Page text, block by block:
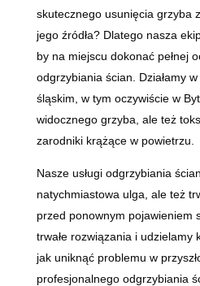
skutecznego usunięcia grzyba
jego źródła? Dlatego nasza
by na miejscu dokonać pełnej
odgrzybiania ścian. Działamy
śląskim, w tym oczywiście w
widocznego grzyba, ale też
zarodniki krążące w powietrzu.
Nasze usługi odgrzybiania
natychmiastowa ulga, ale też
przed ponownym pojawieniem
trwałe rozwiązania i udzielamy
jak uniknąć problemu w
profesjonalnego odgrzybiania